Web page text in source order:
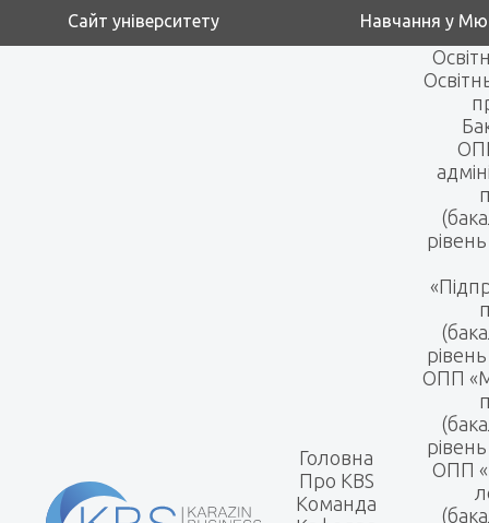
Сайт університету Навчання у
Головна
Про KBS
Команда
ОПП
ОПП